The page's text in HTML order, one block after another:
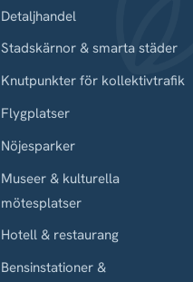
Detaljhandel
Stadskärnor & smarta städer
Knutpunkter för kollektivtrafik
Flygplatser
Nöjesparker
Museer & kulturella
mötesplatser
Hotell & restaurang
Bensinstationer &